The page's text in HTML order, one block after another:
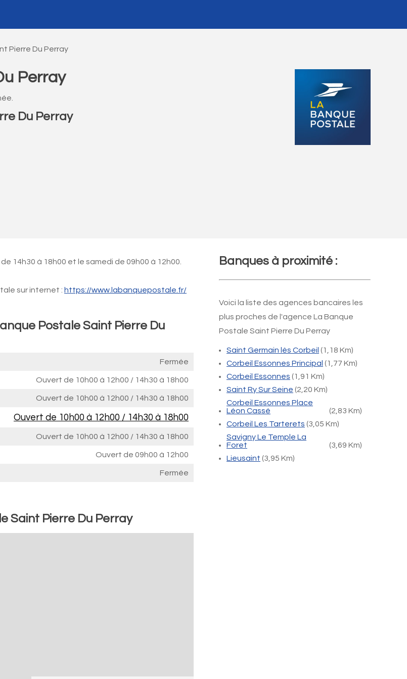
Pierre Du Perray
Perray
Du Perray
14h30 à 18h00 et le samedi de 09h00 à 12h00.
sur internet : https://www.labanquepostale.fr/
Postale Saint Pierre Du
Fermée
Ouvert de 10h00 à 12h00 / 14h30 à 18h00
Ouvert de 10h00 à 12h00 / 14h30 à 18h00
Ouvert de 10h00 à 12h00 / 14h30 à 18h00
Ouvert de 10h00 à 12h00 / 14h30 à 18h00
Ouvert de 09h00 à 12h00
Fermée
Saint Pierre Du Perray
Banques à proximité :
Voici la liste des agences bancaires les
plus proches de l'agence La Banque
Postale Saint Pierre Du Perray
Saint Germain lès Corbeil (1,18 Km)
Corbeil Essonnes Principal (1,77 Km)
Corbeil Essonnes (1,91 Km)
Saint Ry Sur Seine (2,20 Km)
Corbeil Essonnes Place
Léon Cassé
(2,83 Km)
Corbeil Les Tarterets (3,05 Km)
Savigny Le Temple La
Foret
(3,69 Km)
Lieusaint (3,95 Km)